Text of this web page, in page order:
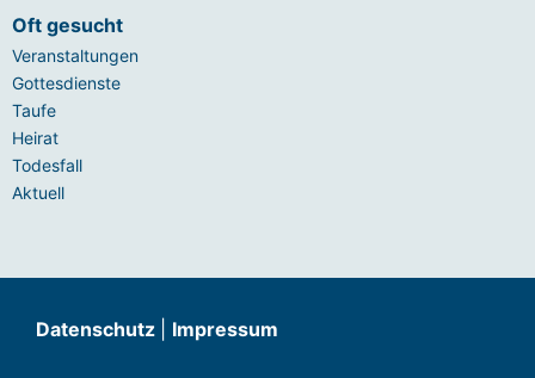
Oft gesucht
Veranstaltungen
Gottesdienste
Taufe
Heirat
Todesfall
Aktuell
Datenschutz Impressum